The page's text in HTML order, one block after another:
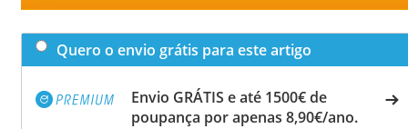
Quero o envio grátis para este artigo
Envio GRÁTIS e até 1500€ de
poupança por apenas 8,90€/ano.